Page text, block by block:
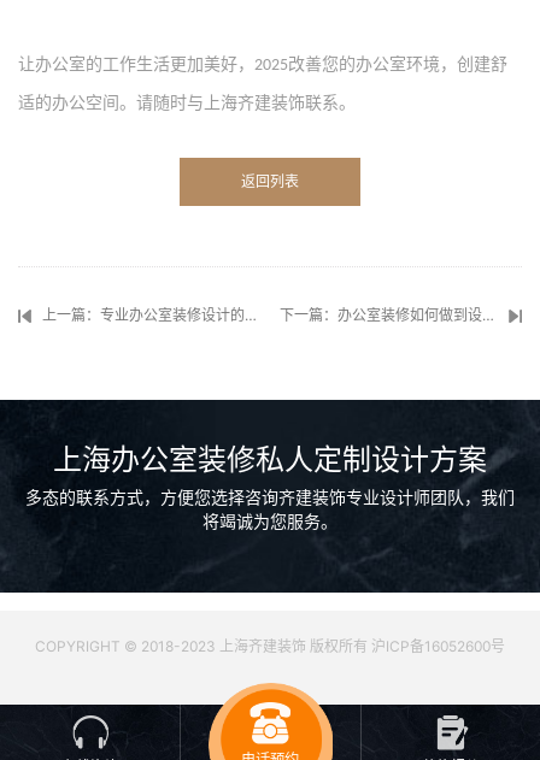
让办公室的工作生活更加美好， 2025改善您的办公室环境，创建舒
适的办公空间。请随时与上海齐建装饰联系。
返回列表
上一篇：专业办公室装修设计的要点和对企业的影响是什么？ 下一篇：办公室装修如何做到设计效果图95%还原度？
上海办公室装修私人定制设计方案
多态的联系方式，方便您选择咨询齐建装饰专业设计师团队，我们
将竭诚为您服务。
COPYRIGHT © 2018-2023 上海齐建装饰 版权所有 沪ICP备16052600号